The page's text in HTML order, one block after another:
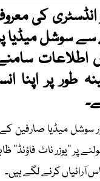
کی
سوشل میڈیا
اطلاعات
طور پر اپنا
سوشل میڈیا صارفین
پر ’’یوزر ناٹ
آرائیاں کرنے لگے ہیں۔